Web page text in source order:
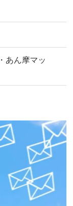
あん摩マッ